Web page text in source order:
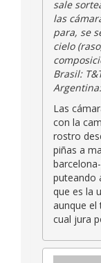
sale
las
para, se
cielo
Brasil:
Las
con la
rostro
piñas a
puteando
que es la
aunque el
cual jura